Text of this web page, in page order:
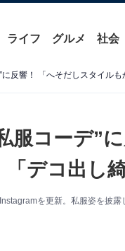
ライフ グルメ 社会
服コーデ”
デコ出し綺
を更新。私服姿を披露